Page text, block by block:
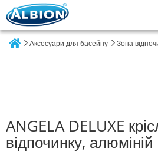
Аксесуари для басейну Зона
ANGELA DELUXE
відпочинку, алюміній